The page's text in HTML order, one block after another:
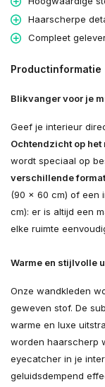
Haarscherpe
Compleet
Productinformatie
Blikvanger voor je
Geef je interieur
Ochtendzicht op het
wordt speciaal op
verschillende
(90 × 60 cm) of een
cm): er is altijd een
elke ruimte
Warme en stijlvolle
Onze wandkleden
geweven stof. De
warme en luxe
worden haarscherp
eyecatcher in je
geluidsdempend